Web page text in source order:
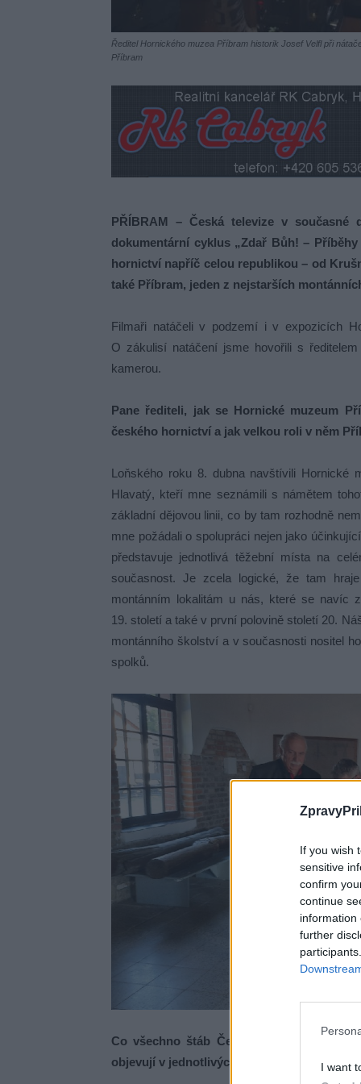
If you wish
sensitive
confirm
continue
information
further
I want
Ředitel Hornického muzea Příbram historik Josef Velfl při
Příbram
PŘÍBRAM – Česká televize v
dokumentární cyklus „Zdař Bůh! –
hornictví napříč celou republikou – od
také Příbram, jeden z nejstarších
Filmaři natáčeli v podzemí i v expozicích
O zákulisí natáčení jsme hovořili s
kamerou.
Pane řediteli, jak se Hornické muzeum
českého hornictví a jak velkou roli v něm
Loňského roku 8. dubna navštívili Hornické
Hlavatý, kteří mne seznámili s námětem
základní dějovou linii, co by tam rozhodně
mne požádali o spolupráci nejen jako
představuje jednotlivá těžební místa na
současnost. Je zcela logické, že tam
montánním lokalitám u nás, které se navíc
19. století a také v první polovině století 20.
montánního školství a v současnosti nositel
spolků.
Co všechno štáb České televize v
objevují v jednotlivých dílech?